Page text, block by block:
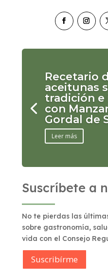
Recetario
aceitunas
tradición e
con
Gordal de
Leer más
Suscríbete a
No te pierdas las
sobre gastronomía,
vida con el Consejo
Suscribírme